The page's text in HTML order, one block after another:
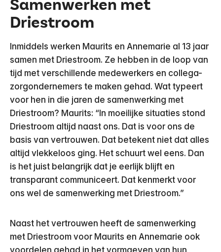
Samenwerken met
Driestroom
Inmiddels werken Maurits en Annemarie al 13 jaar
samen met Driestroom. Ze hebben in de loop van
tijd met verschillende medewerkers en collega-
zorgondernemers te maken gehad. Wat typeert
voor hen in die jaren de samenwerking met
Driestroom? Maurits: “In moeilijke situaties stond
Driestroom altijd naast ons. Dat is voor ons de
basis van vertrouwen. Dat betekent niet dat alles
altijd vlekkeloos ging. Het schuurt wel eens. Dan
is het juist belangrijk dat je eerlijk blijft en
transparant communiceert. Dat kenmerkt voor
ons wel de samenwerking met Driestroom.”
Naast het vertrouwen heeft de samenwerking
met Driestroom voor Maurits en Annemarie ook
voordelen gehad in het vormgeven van hun